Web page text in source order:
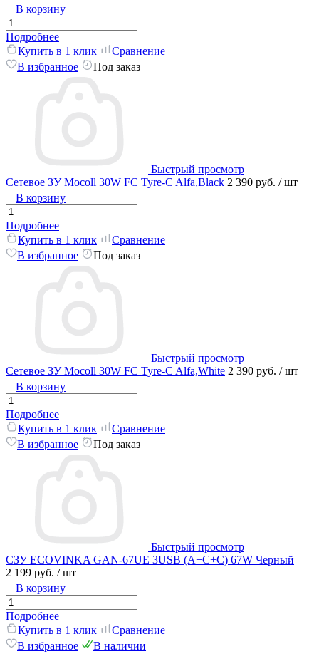
В корзину
Подробнее
Купить в 1 клик
Сравнение
В избранное
Под заказ
Быстрый просмотр
Сетевое ЗУ Mocoll 30W FC Tyre-C Alfa,Black 2 390 руб. / шт
В корзину
Подробнее
Купить в 1 клик
Сравнение
В избранное
Под заказ
Быстрый просмотр
Сетевое ЗУ Mocoll 30W FC Tyre-C Alfa,White 2 390 руб. / шт
В корзину
Подробнее
Купить в 1 клик
Сравнение
В избранное
Под заказ
Быстрый просмотр
СЗУ ECOVINKA GAN-67UE 3USB (A+C+C) 67W Черный
2 199 руб. / шт
В корзину
Подробнее
Купить в 1 клик
Сравнение
В избранное
В наличии